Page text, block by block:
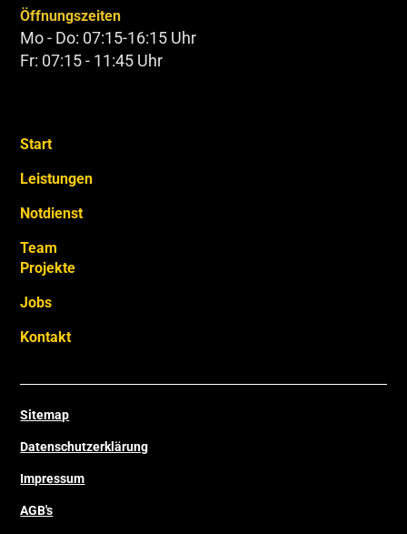
Öffnungszeiten
Mo - Do: 07:15-16:15 Uhr
Fr: 07:15 - 11:45 Uhr
Start
Leistungen
Notdienst
Team
Projekte
Jobs
Kontakt
Sitemap
Datenschutzerklärung
Impressum
AGB's